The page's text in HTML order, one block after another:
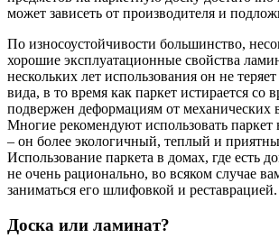
может зависеть от производителя и
По износоустойчивости большинство,
хорошие эксплуатационные свойства
нескольких лет использования он не
вида, в то время как паркет истирается со
подвержен деформациям от механических
Многие рекомендуют использовать паркет
– он более экологичный, теплый и
Использование паркета в домах, где есть
не очень рационально, во всяком случае
заниматься его шлифовкой и реставрацией.
Доска или ламинат?